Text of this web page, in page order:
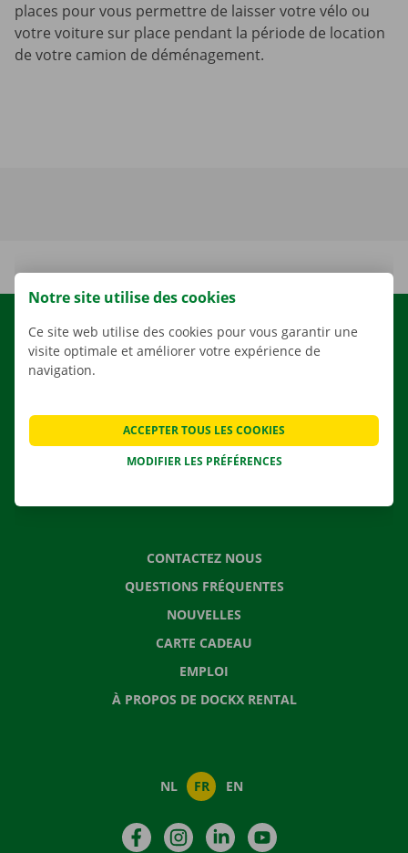
places pour vous permettre de laisser votre vélo ou
votre voiture sur place pendant la période de location
de votre camion de déménagement.
LOCATION
NOS VÉHICULES
AGENCES
APPLI
SOLUTIONS DE DÉMÉNAGEMENT
CONTACTEZ NOUS
QUESTIONS FRÉQUENTES
NOUVELLES
CARTE CADEAU
EMPLOI
À PROPOS DE DOCKX RENTAL
NL FR EN
FacebookInstagramLinkedIn
Notre site utilise des cookies
Ce site web utilise des cookies pour vous garantir une
visite optimale et améliorer votre expérience de
navigation.
MODIFIER LES PRÉFÉRENCES
ACCEPTER TOUS LES COOKIES